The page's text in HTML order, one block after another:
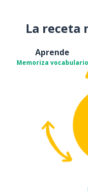
La receta
Aprende
Memoriza vocabulario